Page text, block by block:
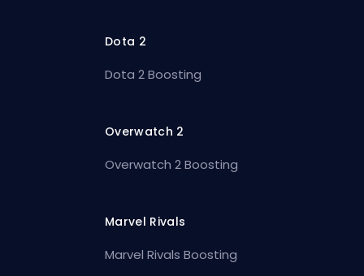
Dota 2
Dota 2 Boosting
Overwatch 2
Overwatch 2 Boosting
Marvel Rivals
Marvel Rivals Boosting